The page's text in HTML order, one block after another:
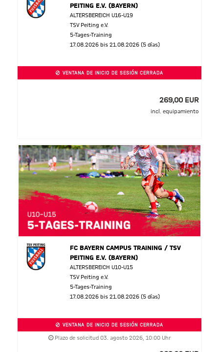
PEITING E.V. (BAYERN)
ALTERSBEREICH U16-U19
TSV Peiting e.V.
5-Tages-Training
17.08.2026 bis 21.08.2026 (5 días)
VENTANA DE INICIO DE SESIÓN CERRADA
269,00 EUR
incl. equipamiento
FC BAYERN CAMPUS TRAINING / TSV
PEITING E.V. (BAYERN)
ALTERSBEREICH U10-U15
TSV Peiting e.V.
5-Tages-Training
17.08.2026 bis 21.08.2026 (5 días)
VENTANA DE INICIO DE SESIÓN CERRADA
Plazo de solicitud 03. agosto 2026, 10:00 Uhr